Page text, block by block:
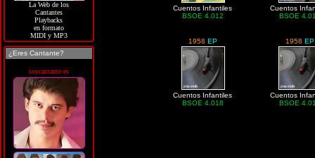
La Web de los
Cantantes
Playbacks
en formato
MIDI y MP3
¿Eres Cantante?
soycantante.es
Cuentos Infantiles
BSOE 4.012
Cuentos
BSOE
1958 EP
Cuentos Infantiles
BSOE 4.018
1958 EP
Cuentos
BSOE